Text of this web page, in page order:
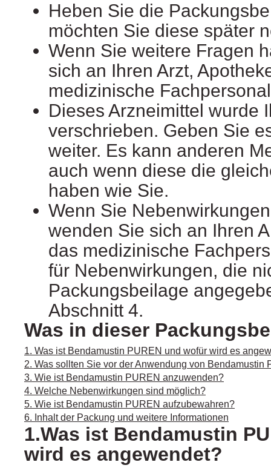
Heben Sie die
möchten Sie diese später
Wenn Sie weitere Fragen
sich an Ihren Arzt,
medizinische
Dieses Arzneimittel wurde
verschrieben. Geben Sie
weiter. Es kann anderen
auch wenn diese die
haben wie Sie.
Wenn Sie
wenden Sie sich an Ihren
das medizinische
für Nebenwirkungen, die
Packungsbeilage
Abschnitt 4.
Was in dieser
1. Was ist Bendamustin PUREN und wofür wird es
2. Was sollten Sie vor der Anwendung von Bendamustin
3. Wie ist Bendamustin PUREN anzuwenden?
4. Welche Nebenwirkungen sind möglich?
5. Wie ist Bendamustin PUREN aufzubewahren?
6. Inhalt der Packung und weitere Informationen
1.Was ist Bendamustin
wird es angewendet?